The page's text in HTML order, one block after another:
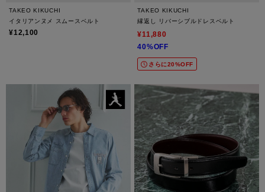
TAKEO KIKUCHI
イタリアンヌメ スムースベルト
¥12,100
TAKEO KIKUCHI
縁返し リバーシブルドレスベルト
¥11,880
40%OFF
さらに20%OFF